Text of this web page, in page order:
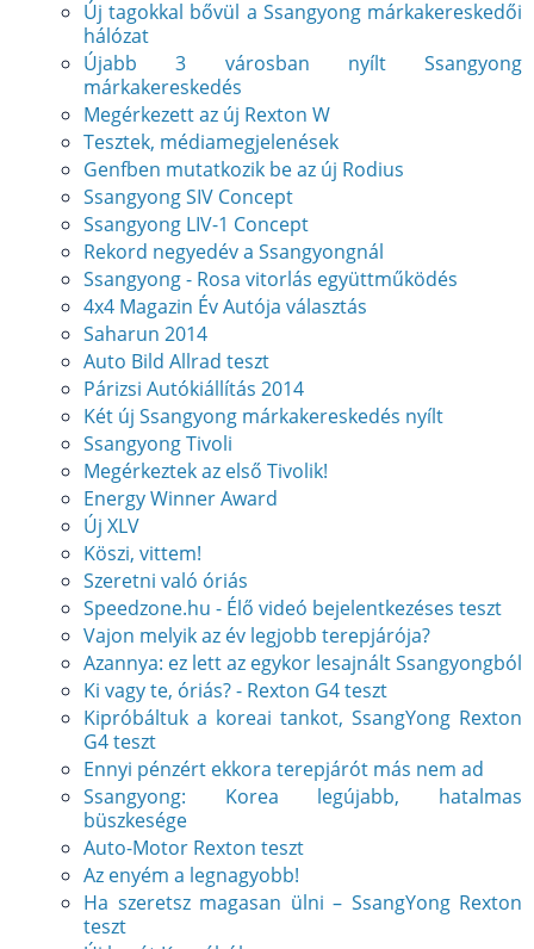
Új tagokkal bővül a Ssangyong márkakereskedői
hálózat
Újabb 3 városban nyílt Ssangyong
márkakereskedés
Megérkezett az új Rexton W
Tesztek, médiamegjelenések
Genfben mutatkozik be az új Rodius
Ssangyong SIV Concept
Ssangyong LIV-1 Concept
Rekord negyedév a Ssangyongnál
Ssangyong - Rosa vitorlás együttműködés
4x4 Magazin Év Autója választás
Saharun 2014
Auto Bild Allrad teszt
Párizsi Autókiállítás 2014
Két új Ssangyong márkakereskedés nyílt
Ssangyong Tivoli
Megérkeztek az első Tivolik!
Energy Winner Award
Új XLV
Köszi, vittem!
Szeretni való óriás
Speedzone.hu - Élő videó bejelentkezéses teszt
Vajon melyik az év legjobb terepjárója?
Azannya: ez lett az egykor lesajnált Ssangyongból
Ki vagy te, óriás? - Rexton G4 teszt
Kipróbáltuk a koreai tankot, SsangYong Rexton
G4 teszt
Ennyi pénzért ekkora terepjárót más nem ad
Ssangyong: Korea legújabb, hatalmas
büszkesége
Auto-Motor Rexton teszt
Az enyém a legnagyobb!
Ha szeretsz magasan ülni – SsangYong Rexton
teszt